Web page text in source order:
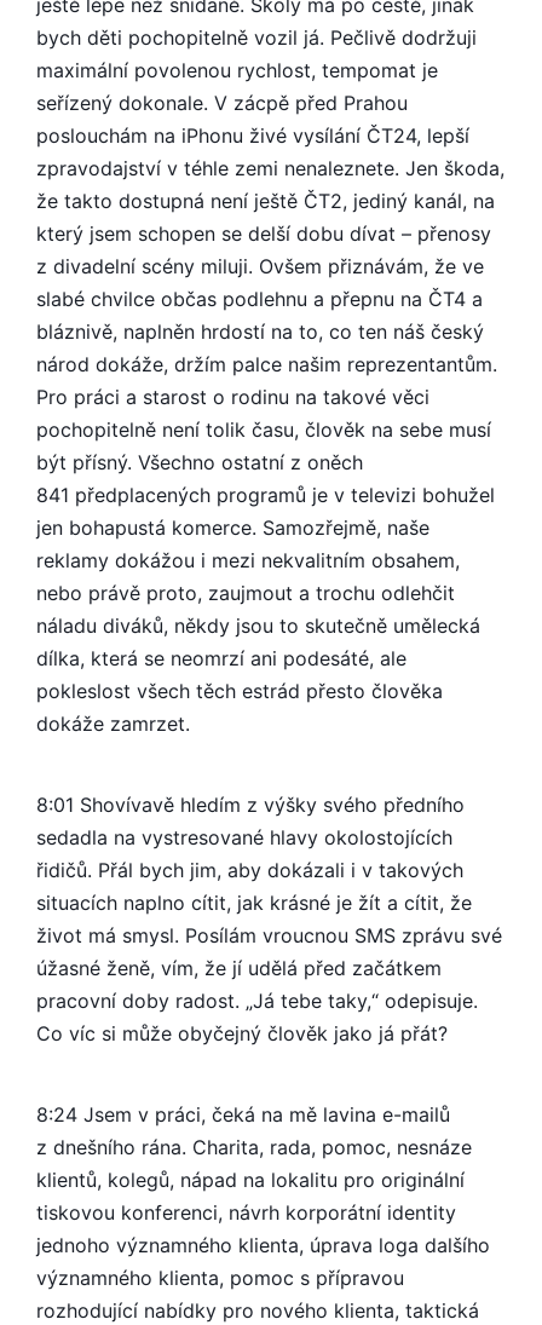
ještě lépe než snídaně. Školy má po cestě, jinak
bych děti pochopitelně vozil já. Pečlivě dodržuji
maximální povolenou rychlost, tempomat je
seřízený dokonale. V zácpě před Prahou
poslouchám na iPhonu živé vysílání ČT24, lepší
zpravodajství v téhle zemi nenaleznete. Jen škoda,
že takto dostupná není ještě ČT2, jediný kanál, na
který jsem schopen se delší dobu dívat – přenosy
z divadelní scény miluji. Ovšem přiznávám, že ve
slabé chvilce občas podlehnu a přepnu na ČT4 a
bláznivě, naplněn hrdostí na to, co ten náš český
národ dokáže, držím palce našim reprezentantům.
Pro práci a starost o rodinu na takové věci
pochopitelně není tolik času, člověk na sebe musí
být přísný. Všechno ostatní z oněch
841 předplacených programů je v televizi bohužel
jen bohapustá komerce. Samozřejmě, naše
reklamy dokážou i mezi nekvalitním obsahem,
nebo právě proto, zaujmout a trochu odlehčit
náladu diváků, někdy jsou to skutečně umělecká
dílka, která se neomrzí ani podesáté, ale
pokleslost všech těch estrád přesto člověka
dokáže zamrzet.
8:01 Shovívavě hledím z výšky svého předního
sedadla na vystresované hlavy okolostojících
řidičů. Přál bych jim, aby dokázali i v takových
situacích naplno cítit, jak krásné je žít a cítit, že
život má smysl. Posílám vroucnou SMS zprávu své
úžasné ženě, vím, že jí udělá před začátkem
pracovní doby radost. „Já tebe taky,“ odepisuje.
Co víc si může obyčejný člověk jako já přát?
8:24 Jsem v práci, čeká na mě lavina e-mailů
z dnešního rána. Charita, rada, pomoc, nesnáze
klientů, kolegů, nápad na lokalitu pro originální
tiskovou konferenci, návrh korporátní identity
jednoho významného klienta, úprava loga dalšího
významného klienta, pomoc s přípravou
rozhodující nabídky pro nového klienta, taktická